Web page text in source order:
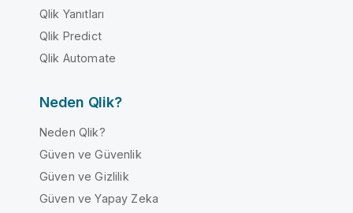
Qlik Yanıtları
Qlik Predict
Qlik Automate
Neden Qlik?
Neden Qlik?
Güven ve Güvenlik
Güven ve Gizlilik
Güven ve Yapay Zeka